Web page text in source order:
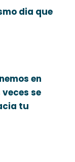
dia que
en
se
tu